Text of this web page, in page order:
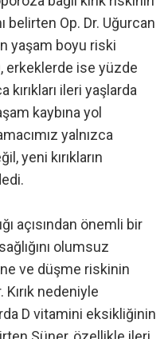
belirten Op. Dr. Uğurcan
yaşam boyu riski
erkeklerde ise yüzde
kırıkları ileri yaşlarda
kaybına yol
yalnızca
yeni kırıkların
açısından önemli bir
olumsuz
ve düşme riskinin
nedeniyle
D vitamini eksikliğinin